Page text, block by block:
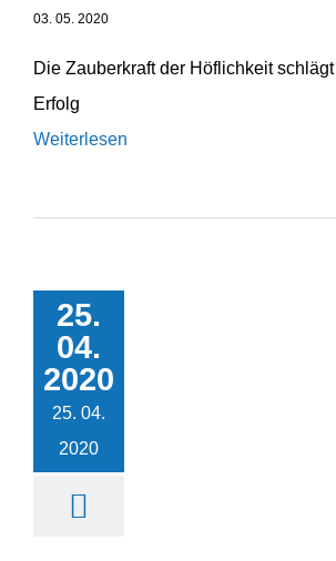
03. 05. 2020
Die Zauberkraft der Höflichkeit
Erfolg
Weiterlesen
25.
04.
2020
25. 04.
2020